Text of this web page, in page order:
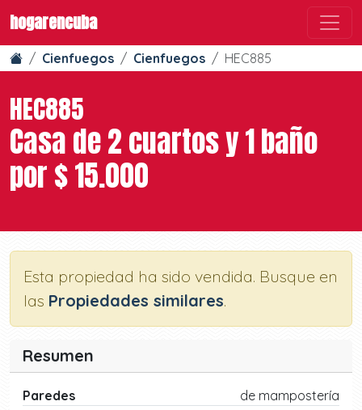
hogarencuba
Cienfuegos Cienfuegos HEC885
HEC885
Casa de 2 cuartos y 1 baño
por $ 15.000
Esta propiedad ha sido vendida. Busque en
las Propiedades similares.
Resumen
Paredes
de mampostería